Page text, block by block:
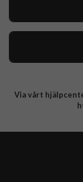
Integritetspolicy
Via vårt